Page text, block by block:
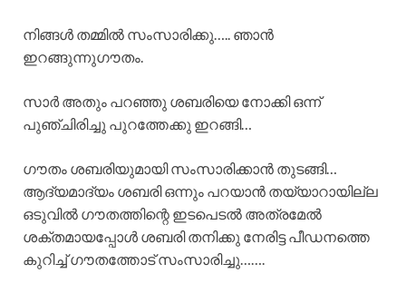
നിങ്ങൾ തമ്മിൽ സംസാരിക്കു….. ഞാൻ
ഇറങ്ങുന്നുഗൗതം.
സാർ അതും പറഞ്ഞു ശബരിയെ നോക്കി ഒന്ന്
പുഞ്ചിരിച്ചു പുറത്തേക്കു ഇറങ്ങി…
ഗൗതം ശബരിയുമായി സംസാരിക്കാൻ തുടങ്ങി…
ആദ്യമാദ്യം ശബരി ഒന്നും പറയാൻ തയ്യാറായില്ല
ഒടുവിൽ ഗൗതത്തിന്റെ ഇടപെടൽ അത്രമേൽ
ശക്തമായപ്പോൾ ശബരി തനിക്കു നേരിട്ട പീഡനത്തെ
കുറിച്ച് ഗൗതത്തോട് സംസാരിച്ചു…….